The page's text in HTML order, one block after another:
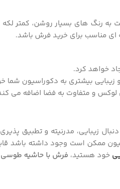
به رنگ‌ های بسیار روشن، کمتر
‌ای مناسب برای خرید فرش باشد.
خواهد کرد.
بیشتری به دکوراسیون شما
لوکس و متفاوت به فضا اضافه می‌
زیبایی، مدرنیته و تطبیق
ممکن است وجود داشته باشد
خود هستید، فرش با حاشیه طوسی